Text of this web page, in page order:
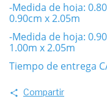
-Medida de hoja:
0.90cm x 2.05m
-Medida de hoja:
1.00m x 2.05m
Tiempo de entrega
Compartir